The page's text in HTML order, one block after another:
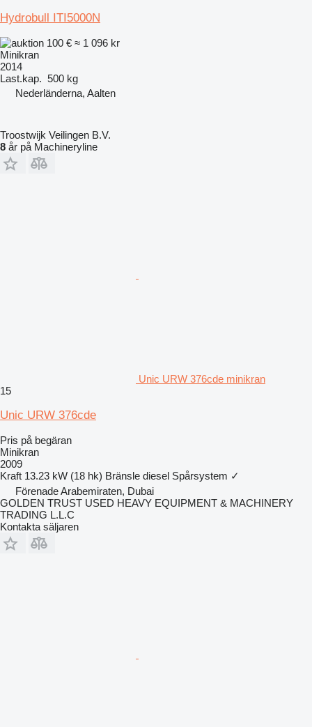
Hydrobull ITI5000N
100 € ≈ 1 096 kr
Minikran
2014
Last.kap. 500 kg
Nederländerna, Aalten
Troostwijk Veilingen B.V.
8 år på Machineryline
Unic URW 376cde minikran
15
Unic URW 376cde
Pris på begäran
Minikran
2009
Kraft 13.23 kW (18 hk) Bränsle diesel Spårsystem ✓
Förenade Arabemiraten, Dubai
GOLDEN TRUST USED HEAVY EQUIPMENT & MACHINERY
TRADING L.L.C
Kontakta säljaren